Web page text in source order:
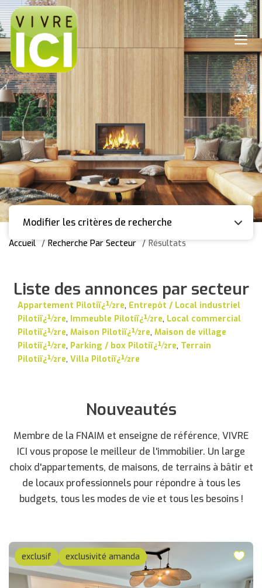
Modifier les critères de recherche
Accueil Recherche Par Secteur Résultats
Liste des annonces par secteur
Appartement Pilotiï¿½re, Entrepôt / Local industriel
Pilotiï¿½re, Immeuble Pilotiï¿½re, Local commercial
Pilotiï¿½re, Maison Pilotiï¿½re, Maison de village
Pilotiï¿½re, Parking / box Pilotiï¿½re, Terrain
Pilotiï¿½re, Villa Pilotiï¿½re
Nouveautés
Membre de la FNAIM et enseigne de référence, VIVRE
ICI vous propose le meilleur de l'immobilier. Un large
choix d'appartements, de maisons, de terrains à bâtir et
de locaux professionnels pour répondre à tous les
budgets, tous les modes de vie et tous les besoins !
exclusif exclusivité amanda